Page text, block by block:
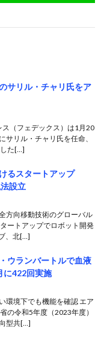
サリル・チャリ氏をア
ス（フェデックス）は1月20
サリル・チャリ氏を任命、
た[…]
るスタートアップ
設立
方向移動技術のグローバル
ートアップでロボット開発
、北[…]
ウランバートルで血液
に422回実施
環境下でも機能を確認 エア
の令和5年度（2023年度）
型共[…]